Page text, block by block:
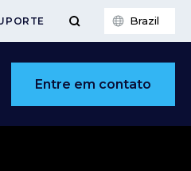
Brazil
Entre em contato